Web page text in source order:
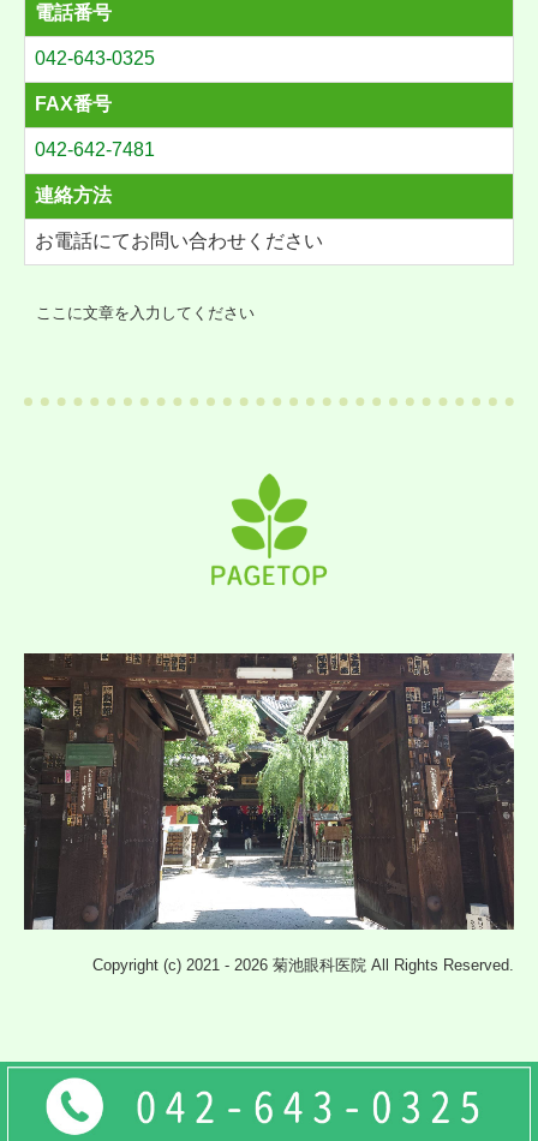
電話番号
042-643-0325
FAX番号
042-642-7481
連絡方法
お電話にてお問い合わせください
ここに文章を入力してください
Copyright (c) 2021 - 2026 菊池眼科医院 All Rights Reserved.